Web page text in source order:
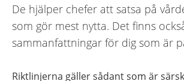
De hjälper chefer att satsa på
som gör mest nytta. Det finns
sammanfattningar för dig som är
Riktlinjerna gäller sådant som är